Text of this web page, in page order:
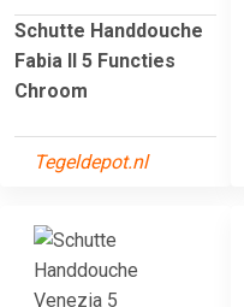
Schutte Handdouche
Fabia II 5 Functies
Chroom
Tegeldepot.nl